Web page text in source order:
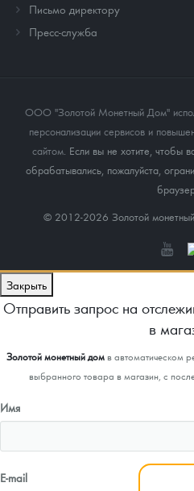
Письмо директору
Пресс-служба
ООО "Золотой Монетный Дом"
персонализации сервисов и
сайтом . Если вы не хотите, чтобы
обрабатывались, пожалуйста,
© 2012-2026 Золотой
Закрыть
Отправить запрос на
в
Золотой монетный домв автоматическом
выбранного товара в магазин, с
Имя
E-mail